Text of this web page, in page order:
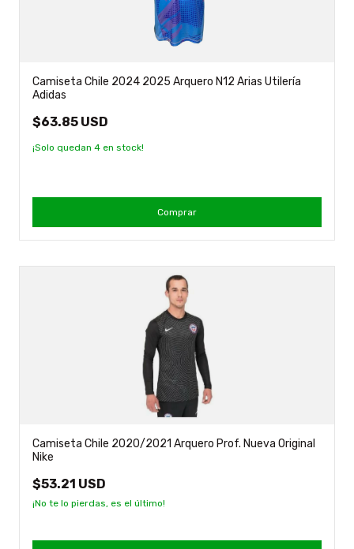
Camiseta Chile 2024 2025 Arquero N12 Arias Utilería
Adidas
$63.85 USD
¡Solo quedan 4 en stock!
Comprar
Camiseta Chile 2020/2021 Arquero Prof. Nueva Original
Nike
$53.21 USD
¡No te lo pierdas, es el último!